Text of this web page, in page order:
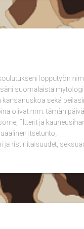
lopputyön
suomalaista
sekä
olivat mm. tämän
filtterit ja
itsetunto,
ja ristiriitaisuudet,